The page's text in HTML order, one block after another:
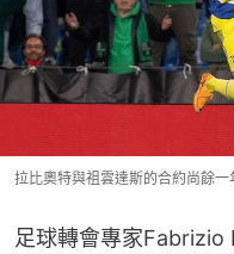
拉比奧特與祖雲達斯的合約尚餘一
足球轉會專家Fabrizio